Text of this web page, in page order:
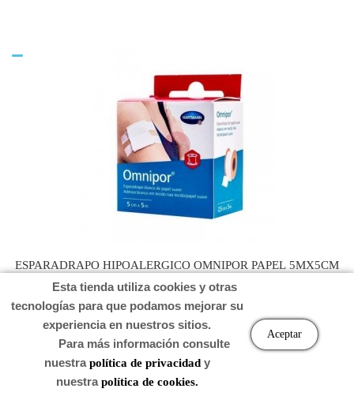
ESPARADRAPO HIPOALERGICO OMNIPOR PAPEL 5MX5CM
Precio
5,50 €
Carro
Esta tienda utiliza cookies y otras
tecnologías para que podamos mejorar su
experiencia en nuestros sitios.
Para más información consulte
nuestrapolítica de privacidady
nuestrapolítica de cookies.
Aceptar